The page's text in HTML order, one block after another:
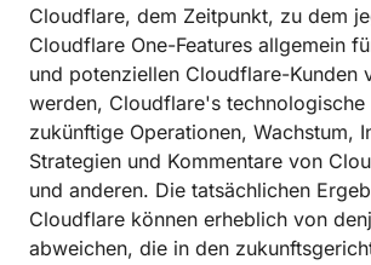
Cloudflare, dem Zeitpunkt, zu dem
Cloudflare One-Features allgemein
und potenziellen Cloudflare-Kunden
werden, Cloudflare's technologische
zukünftige Operationen, Wachstum,
Strategien und Kommentare von
und anderen. Die tatsächlichen
Cloudflare können erheblich von
abweichen, die in den